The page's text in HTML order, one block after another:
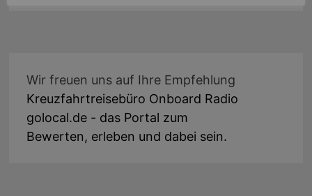
Wir freuen uns auf Ihre Empfehlung
Kreuzfahrtreisebüro Onboard Radio
golocal.de - das Portal zum
Bewerten, erleben und dabei sein.